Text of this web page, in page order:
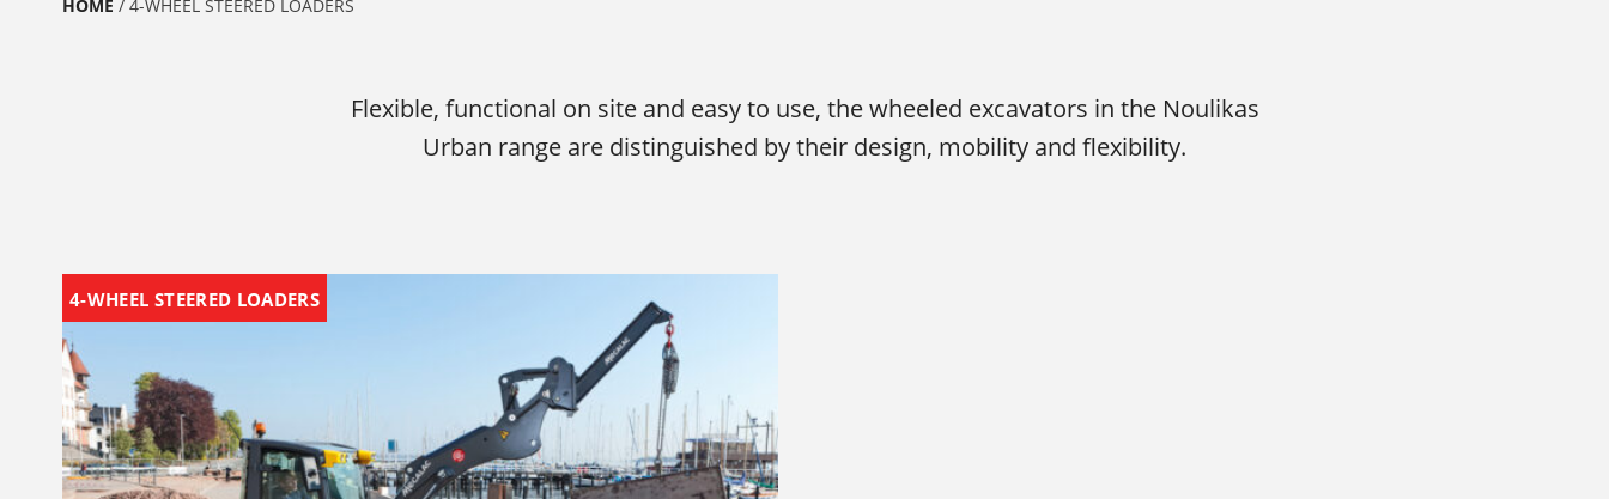
HOME / 4-WHEEL STEERED LOADERS
Flexible, functional on site and easy to use, the wheeled excavators in the Noulikas
Urban range are distinguished by their design, mobility and flexibility.
4-WHEEL STEERED LOADERS